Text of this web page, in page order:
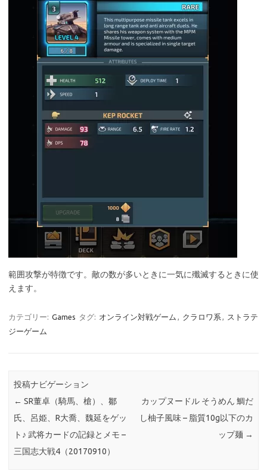
範囲攻撃が特徴です。敵の数が多いときに一気に殲滅するときに使
えます。
カテゴリー: Games タグ: オンライン対戦ゲーム , クラロワ系 , ストラテ
ジーゲーム
投稿ナビゲーション
← SR董卓（騎馬、槍）、鄒
氏、呂姫、R大喬、魏延をゲッ
ト♪ 武将カードの記録とメモ –
三国志大戦4（20170910）
カップヌードル そうめん 鯛だ
し柚子風味 – 脂質10g以下のカ
ップ麺 →